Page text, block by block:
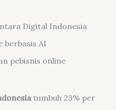
Digital Indonesia
berbasis AI
pebisnis online
tumbuh 23% per